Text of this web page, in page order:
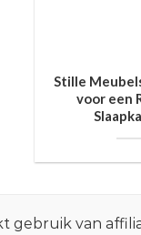
Stille
voor een
gebruik van